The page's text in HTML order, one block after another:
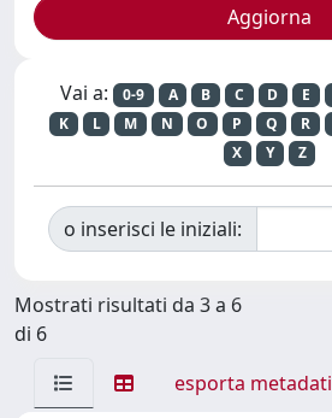
Vai a: 0-9 A B C D E
K
L M N O P Q R
X
Y Z
o inserisci le iniziali:
Mostrati risultati da 3 a 6
di 6
esporta metadati